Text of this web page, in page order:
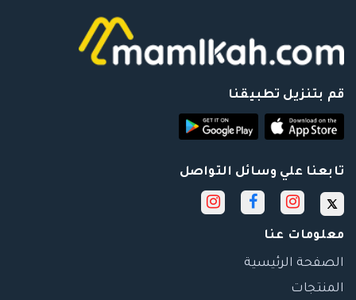
قم بتنزيل تطبيقنا
تابعنا علي وسائل التواصل
معلومات عنا
الصفحة الرئيسية
المنتجات